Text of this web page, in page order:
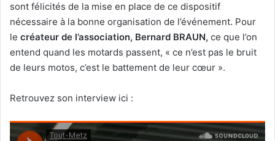
sont félicités de la mise en place de ce dispositif
nécessaire à la bonne organisation de l’événement. Pour
le créateur de l’association, Bernard BRAUN, ce que l’on
entend quand les motards passent, « ce n’est pas le bruit
de leurs motos, c’est le battement de leur cœur ».
Retrouvez son interview ici :